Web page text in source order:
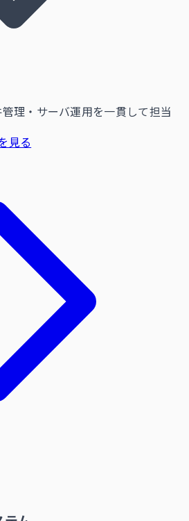
理・サーバ運用を一貫して担当
見る